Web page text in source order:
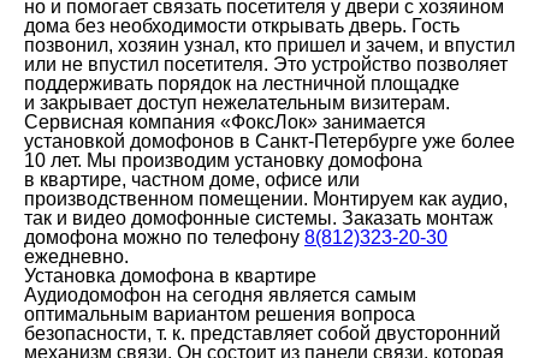
но и помогает связать посетителя у двери с хозяином
дома без необходимости открывать дверь. Гость
позвонил, хозяин узнал, кто пришел и зачем, и впустил
или не впустил посетителя. Это устройство позволяет
поддерживать порядок на лестничной площадке
и закрывает доступ нежелательным визитерам.
Сервисная компания «ФоксЛок» занимается
установкой домофонов в Санкт-Петербурге уже более
10 лет. Мы производим установку домофона
в квартире, частном доме, офисе или
производственном помещении. Монтируем как аудио,
так и видео домофонные системы. Заказать монтаж
домофона можно по телефону 8(812)323-20-30
ежедневно.
Установка домофона в квартире
Аудиодомофон на сегодня является самым
оптимальным вариантом решения вопроса
безопасности, т. к. представляет собой двусторонний
механизм связи. Он состоит из панели связи, которая